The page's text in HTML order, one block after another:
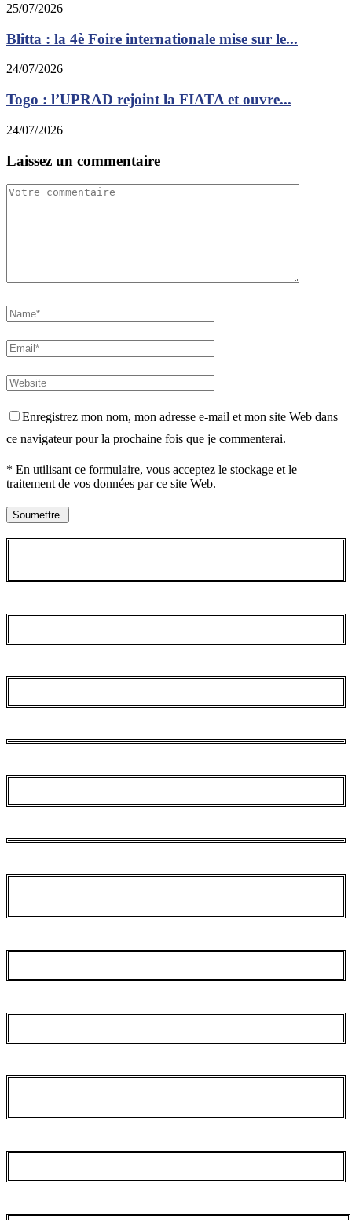
25/07/2026
Blitta : la 4è Foire internationale mise sur le...
24/07/2026
Togo : l’UPRAD rejoint la FIATA et ouvre...
24/07/2026
Laissez un commentaire
Enregistrez mon nom, mon adresse e-mail et mon site Web dans
ce navigateur pour la prochaine fois que je commenterai.
* En utilisant ce formulaire, vous acceptez le stockage et le
traitement de vos données par ce site Web.